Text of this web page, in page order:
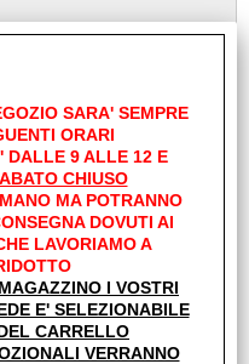
protezioni vetri predisposta per
di ghiaccio sul lato
SARA' SEMPRE
ORARI
DALLE 9 ALLE 12 E
CHIUSO
MA POTRANNO
DOVUTI AI
LAVORIAMO A
I VOSTRI
E' SELEZIONABILE
CARRELLO
VERRANNO